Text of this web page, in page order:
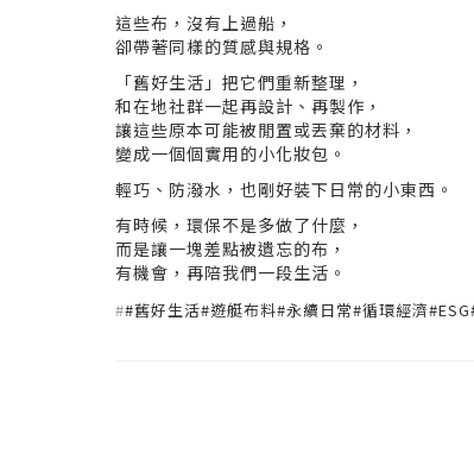
這些布，沒有上過船，
卻帶著同樣的質感與規格。
「舊好生活」把它們重新整理，
和在地社群一起再設計、再製作，
讓這些原本可能被閒置或丟棄的材料，
變成一個個實用的小化妝包。
輕巧、防潑水，也剛好裝下日常的小東西。
有時候，環保不是多做了什麼，
而是讓一塊差點被遺忘的布，
有機會，再陪我們一段生活。
##舊好生活#遊艇布料#永續日常#循環經濟